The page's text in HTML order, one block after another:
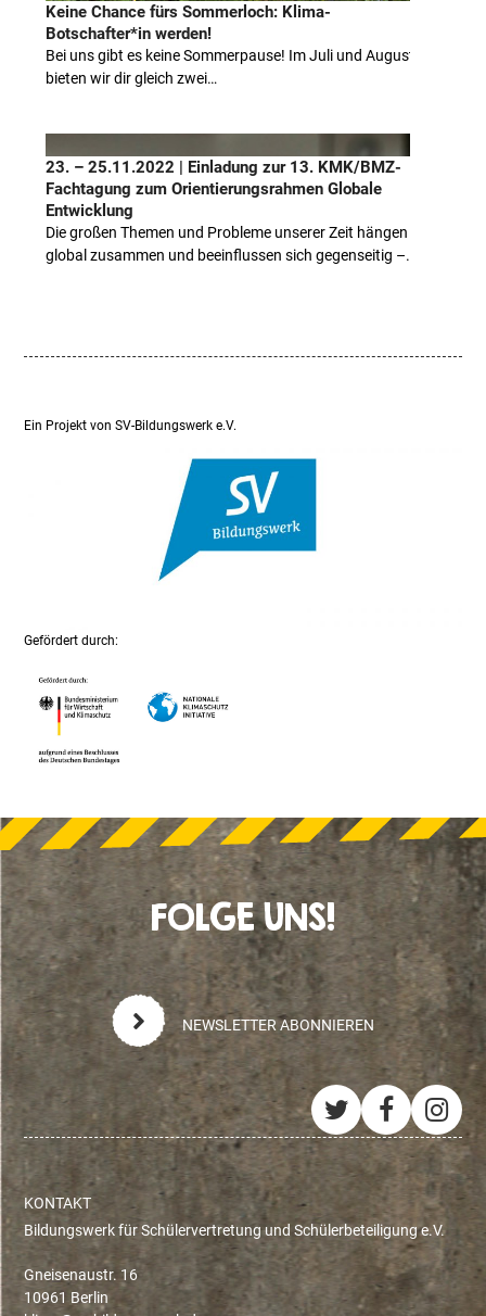
Keine Chance fürs Sommerloch: Klima-
Botschafter*in werden!
Bei uns gibt es keine Sommerpause! Im Juli und August
bieten wir dir gleich zwei…
23. – 25.11.2022 | Einladung zur 13. KMK/BMZ-
Fachtagung zum Orientierungsrahmen Globale
Entwicklung
Die großen Themen und Probleme unserer Zeit hängen
global zusammen und beeinflussen sich gegenseitig –…
Ein Projekt von SV-Bildungswerk e.V.
Gefördert durch:
FOLGE UNS!
NEWSLETTER ABONNIEREN
Twitter
KONTAKT
Bildungswerk für Schülervertretung und Schülerbeteiligung e.V.
Gneisenaustr. 16
10961 Berlin